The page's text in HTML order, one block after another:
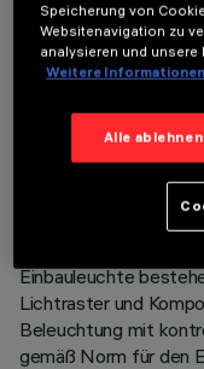
Einbauleuchte
Lichtraster und
Beleuchtung mit
gemäß Norm für den
Speicherung von
Websitenavigation zu
analysieren und
Weitere Informationen
Alle ablehnen